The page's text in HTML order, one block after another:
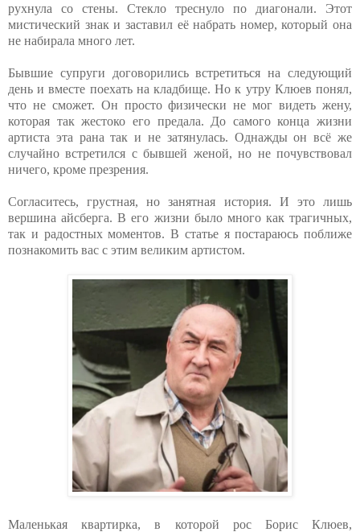
рухнула со стены. Стекло треснуло по диагонали. Этот
мистический знак и заставил её набрать номер, который она
не набирала много лет.
Бывшие супруги договорились встретиться на следующий
день и вместе поехать на кладбище. Но к утру Клюев понял,
что не сможет. Он просто физически не мог видеть жену,
которая так жестоко его предала. До самого конца жизни
артиста эта рана так и не затянулась. Однажды он всё же
случайно встретился с бывшей женой, но не почувствовал
ничего, кроме презрения.
Согласитесь, грустная, но занятная история. И это лишь
вершина айсберга. В его жизни было много как трагичных,
так и радостных моментов. В статье я постараюсь поближе
познакомить вас с этим великим артистом.
Маленькая квартирка, в которой рос Борис Клюев,